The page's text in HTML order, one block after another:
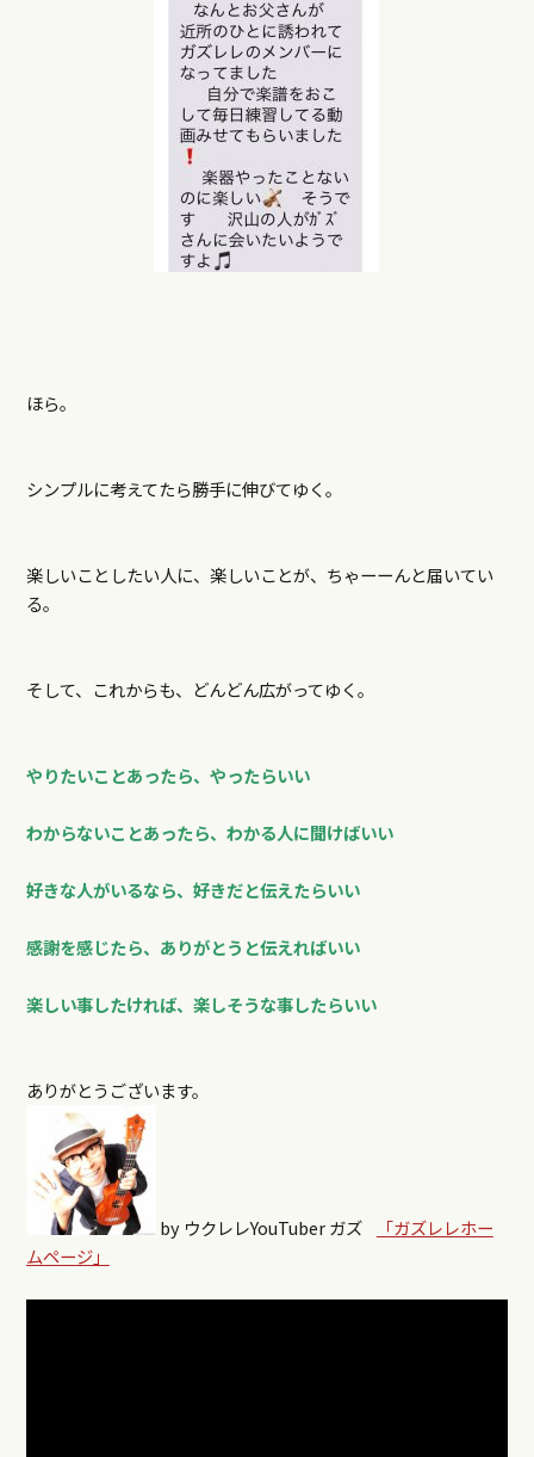
ほら。
シンプルに考えてたら勝手に伸びてゆく。
楽しいことしたい人に、楽しいことが、ちゃーーんと届いてい
る。
そして、これからも、どんどん広がってゆく。
やりたいことあったら、やったらいい
わからないことあったら、わかる人に聞けばいい
好きな人がいるなら、好きだと伝えたらいい
感謝を感じたら、ありがとうと伝えればいい
楽しい事したければ、楽しそうな事したらいい
ありがとうございます。
by ウクレレYouTuber ガズ
「ガズレレホー
ムページ」